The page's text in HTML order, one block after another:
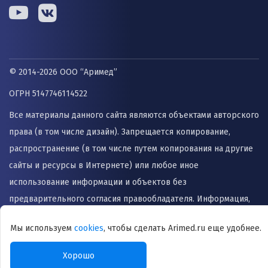
© 2014-2026 ООО “Аримед”
ОГРН 5147746114522
Все материалы данного сайта являются объектами авторского
права (в том числе дизайн). Запрещается копирование,
распространение (в том числе путем копирования на другие
сайты и ресурсы в Интернете) или любое иное
использование информации и объектов без
предварительного согласия правообладателя. Информация,
может быть использована для назначения лечения и
Мы используем cookies, чтобы сделать Arimed.ru еще удобнее.
Хорошо